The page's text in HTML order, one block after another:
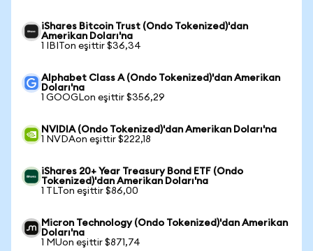
iShares Bitcoin Trust (Ondo Tokenized)'dan
Amerikan Doları'na
1 IBITon eşittir $36,34
Alphabet Class A (Ondo Tokenized)'dan Amerikan
Doları'na
1 GOOGLon eşittir $356,29
NVIDIA (Ondo Tokenized)'dan Amerikan Doları'na
1 NVDAon eşittir $222,18
iShares 20+ Year Treasury Bond ETF (Ondo
Tokenized)'dan Amerikan Doları'na
1 TLTon eşittir $86,00
Micron Technology (Ondo Tokenized)'dan Amerikan
Doları'na
1 MUon eşittir $871,74